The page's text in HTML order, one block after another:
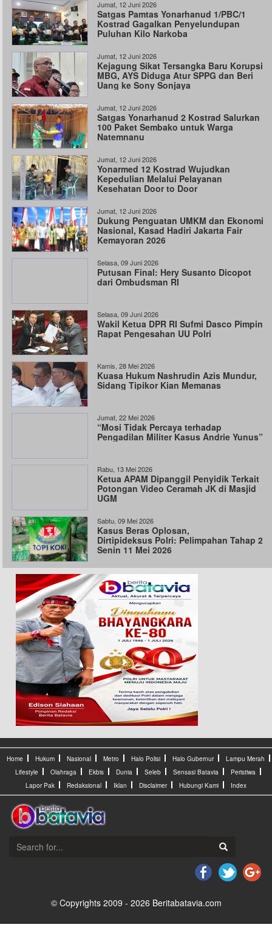
Jumat, 12 Juni 2026
Satgas Pamtas Yonarhanud 1/PBC/1
Kostrad Gagalkan Penyelundupan
Puluhan Kilo Narkoba
Jumat, 12 Juni 2026
Kejagung Sikat Tersangka Baru Korupsi
MBG, AYS Diduga Atur SPPG dan Beri
Uang ke Sony Sonjaya
Jumat, 12 Juni 2026
Satgas Yonarhanud 2 Kostrad Salurkan
100 Paket Sembako untuk Warga
Natemnanu
Jumat, 12 Juni 2026
Yonarmed 12 Kostrad Wujudkan
Kepedulian Melalui Pelayanan
Kesehatan Door to Door
Jumat, 12 Juni 2026
Dukung Penguatan UMKM dan Ekonomi
Nasional, Kasad Hadiri Jakarta Fair
Kemayoran 2026
Selasa, 09 Juni 2026
Putusan Final: Hery Susanto Dicopot
dari Ombudsman RI
Selasa, 09 Juni 2026
Wakil Ketua DPR RI Sufmi Dasco Pimpin
Rapat Pengesahan UU Polri
Kamis, 28 Mei 2026
Kuasa Hukum Nashrudin Azis Mundur,
Sidang Tipikor Kian Memanas
Jumat, 22 Mei 2026
“Mosi Tidak Percaya terhadap
Pengadilan Militer Kasus Andrie Yunus”
Rabu, 13 Mei 2026
Ketua APAM Dipanggil Penyidik Terkait
Potongan Video Ceramah JK di Masjid
UGM
Sabtu, 09 Mei 2026
Kasus Beras Oplosan,
Dirtipideksus Polri: Pelimpahan Tahap 2
Senin 11 Mei 2026
Home Hukum Nasional Metro Halo Polisi Halo Gubernur
Lampu Merah
Lifestyle
Olahraga Ekbis Dunia Seleb Sensasi Batavia
Peristiwa
Lapor Pak
Redaksional Iklan Disclaimer Hubungi Kami Index
© Copyrights 2009 - 2026 Beritabatavia.com